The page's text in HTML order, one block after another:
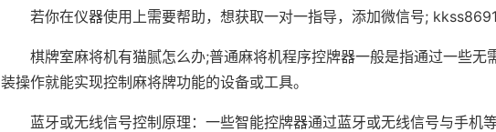
若你在仪器使用上需要帮助，想获取一对一指导，添加微信号; kkss8691
棋牌室麻将机有猫腻怎么办;普通麻将机程序控牌器一般是指通过一些无
装操作就能实现控制麻将牌功能的设备或工具。
蓝牙或无线信号控制原理：一些智能控牌器通过蓝牙或无线信号与手机